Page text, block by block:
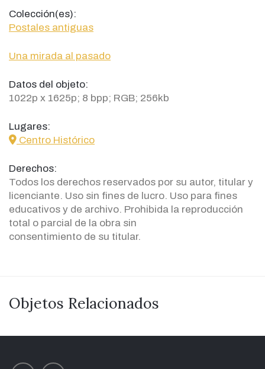
Colección(es):
Postales antiguas
Una mirada al pasado
Datos del objeto:
1022p x 1625p; 8 bpp; RGB; 256kb
Lugares:
icon
Centro Histórico
Derechos:
Todos los derechos reservados por su autor, titular y
licenciante. Uso sin fines de lucro. Uso para fines
educativos y de archivo. Prohibida la reproducción
total o parcial de la obra sin
consentimiento de su titular.
Objetos Relacionados